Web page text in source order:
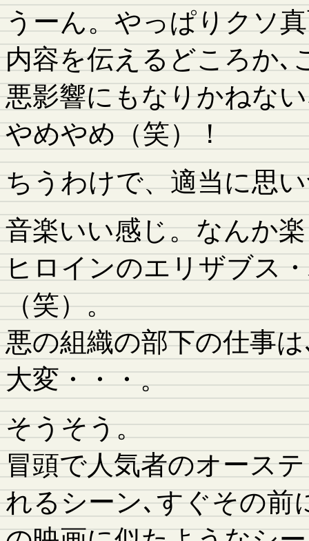
うーん。やっぱりクソ
内容を伝えるどころか､
悪影響にもなりかねな
やめやめ（笑）！
ちうわけで、適当に思
音楽いい感じ。なんか
ヒロインのエリザブス
（笑）。
悪の組織の部下の仕事
大変・・・。
そうそう。
冒頭で人気者のオース
れるシーン､すぐその前